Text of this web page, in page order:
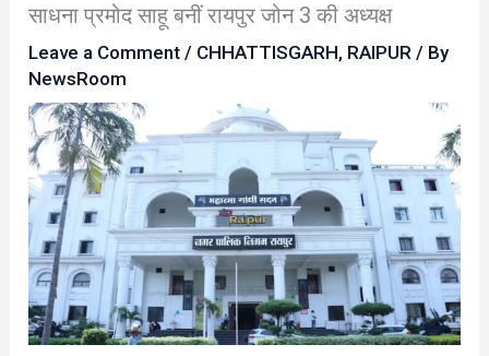
साधना प्रमोद साहू बनीं रायपुर जोन 3 की अध्यक्ष
Leave a Comment / CHHATTISGARH, RAIPUR / By
NewsRoom